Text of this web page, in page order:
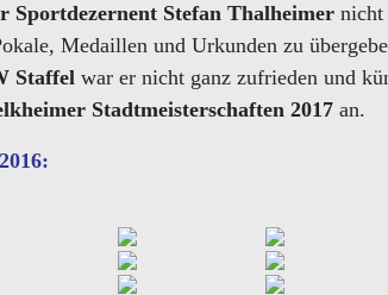
Sportdezernent Stefan Thalheimer nicht
Medaillen und Urkunden zu
Staffel war er nicht ganz zufrieden und
Stadtmeisterschaften 2017 an.